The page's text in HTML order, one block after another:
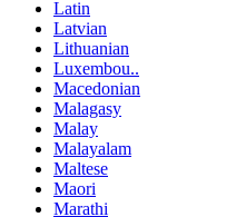
Latin
Latvian
Lithuanian
Luxembou..
Macedonian
Malagasy
Malay
Malayalam
Maltese
Maori
Marathi